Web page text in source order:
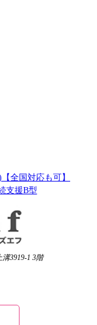
全国対応も可】
支援B型
3919-1 3階